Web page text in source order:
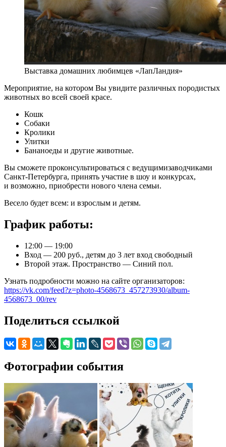
Выставка домашних любимцев «ЛапЛандия»
Мероприятие, на котором Вы увидите различных породистых
животных во всей своей красе.
Кошк
Собаки
Кролики
Улитки
Бананоеды и другие животные.
Вы сможете проконсультироваться с ведущимизаводчиками
Санкт-Петербурга, принять участие в шоу и конкурсах,
и возможно, приобрести нового члена семьи.
Весело будет всем: и взрослым и детям.
График работы:
12:00 — 19:00
Вход — 200 руб., детям до 3 лет вход свободный
Второй этаж. Пространство — Синий пол.
Узнать подробности можно на сайте организаторов:
https://vk.com/feed?z=photo-4568673_457273930/album-
4568673_00/rev
Поделиться ссылкой
Фотографии события